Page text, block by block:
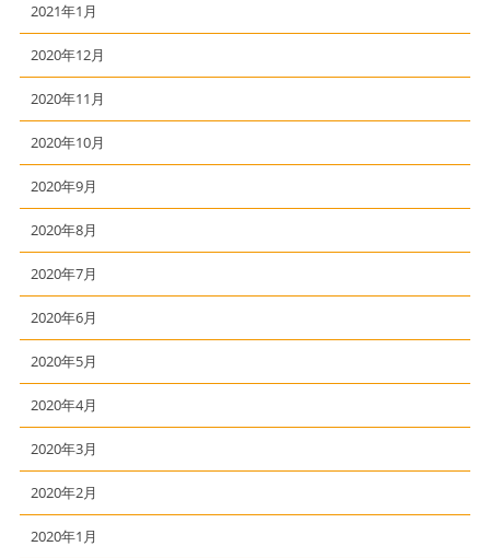
2021年1月
2020年12月
2020年11月
2020年10月
2020年9月
2020年8月
2020年7月
2020年6月
2020年5月
2020年4月
2020年3月
2020年2月
2020年1月